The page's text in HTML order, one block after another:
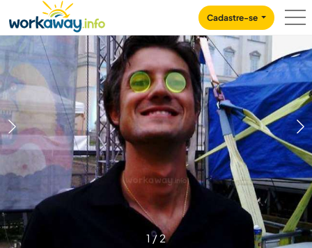
CONTENT
MAIN NAVIGATION
Cadastre-se
1/ 2